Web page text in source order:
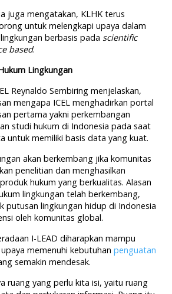
juga mengatakan, KLHK terus
untuk melengkapi upaya dalam
berbasis pada scientific
based.
Lingkungan
Reynaldo Sembiring menjelaskan,
mengapa ICEL menghadirkan portal
pertama yakni perkembangan
studi hukum di Indonesia pada saat
untuk memiliki basis data yang kuat.
akan berkembang jika komunitas
penelitian dan menghasilkan
hukum yang berkualitas. Alasan
lingkungan telah berkembang,
putusan lingkungan hidup di Indonesia
oleh komunitas global.
I-LEAD diharapkan mampu
memenuhi kebutuhanpenguatan
semakin mendesak.
ruang yang perlu kita isi, yaitu ruang